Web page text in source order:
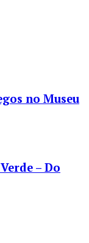
no Museu
– Do